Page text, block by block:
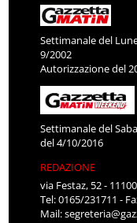
Settimanale del
9/2002
Autorizzazione del
Settimanale del
del 4/10/2016
REDAZIONE
via Festaz, 52 -
Tel: 0165/231711 -
Mail: